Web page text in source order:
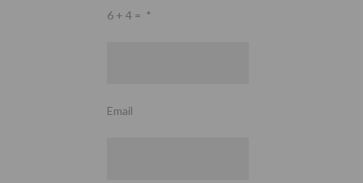
6 + 4 = *
Email